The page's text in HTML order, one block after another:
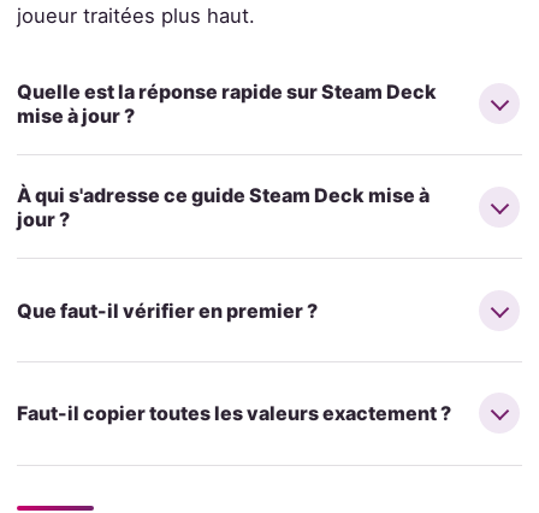
joueur traitées plus haut.
Quelle est la réponse rapide sur Steam Deck
mise à jour ?
À qui s'adresse ce guide Steam Deck mise à
jour ?
Que faut-il vérifier en premier ?
Faut-il copier toutes les valeurs exactement ?